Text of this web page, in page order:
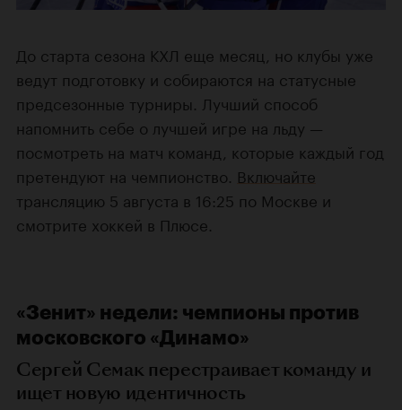
До старта сезона КХЛ еще месяц, но клубы уже
ведут подготовку и собираются на статусные
предсезонные турниры. Лучший способ
напомнить себе о лучшей игре на льду —
посмотреть на матч команд, которые каждый год
претендуют на чемпионство. Включайте
трансляцию 5 августа в 16:25 по Москве и
смотрите хоккей в Плюсе.
«Зенит» недели: чемпионы против
московского «Динамо»
Сергей Семак перестраивает команду и
ищет новую идентичность